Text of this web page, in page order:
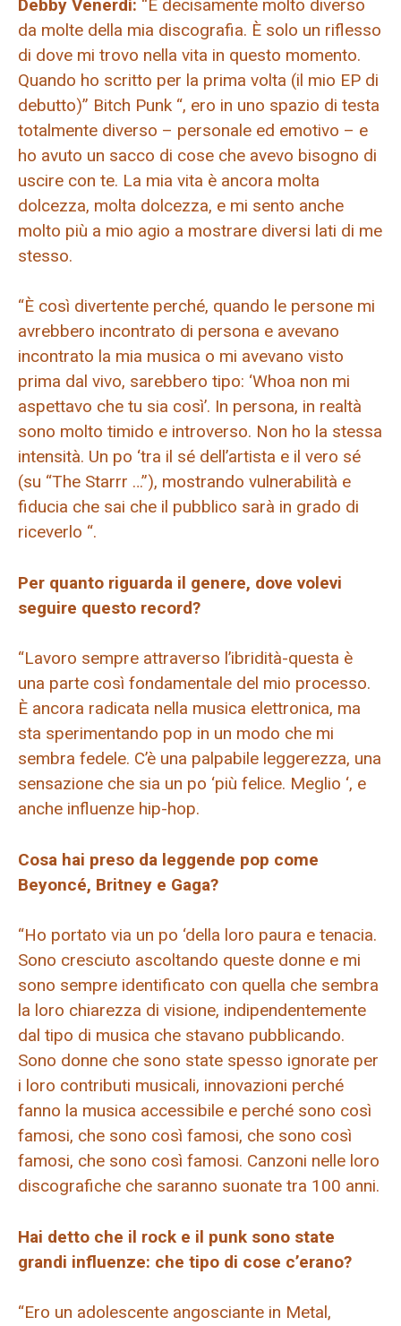
Debby Venerdì: “È decisamente molto diverso
da molte della mia discografia. È solo un riflesso
di dove mi trovo nella vita in questo momento.
Quando ho scritto per la prima volta (il mio EP di
debutto)” Bitch Punk “, ero in uno spazio di testa
totalmente diverso – personale ed emotivo – e
ho avuto un sacco di cose che avevo bisogno di
uscire con te. La mia vita è ancora molta
dolcezza, molta dolcezza, e mi sento anche
molto più a mio agio a mostrare diversi lati di me
stesso.
“È così divertente perché, quando le persone mi
avrebbero incontrato di persona e avevano
incontrato la mia musica o mi avevano visto
prima dal vivo, sarebbero tipo: ‘Whoa non mi
aspettavo che tu sia così’. In persona, in realtà
sono molto timido e introverso. Non ho la stessa
intensità. Un po ‘tra il sé dell’artista e il vero sé
(su “The Starrr …”), mostrando vulnerabilità e
fiducia che sai che il pubblico sarà in grado di
riceverlo “.
Per quanto riguarda il genere, dove volevi
seguire questo record?
“Lavoro sempre attraverso l’ibridità-questa è
una parte così fondamentale del mio processo.
È ancora radicata nella musica elettronica, ma
sta sperimentando pop in un modo che mi
sembra fedele. C’è una palpabile leggerezza, una
sensazione che sia un po ‘più felice. Meglio ‘, e
anche influenze hip-hop.
Cosa hai preso da leggende pop come
Beyoncé, Britney e Gaga?
“Ho portato via un po ‘della loro paura e tenacia.
Sono cresciuto ascoltando queste donne e mi
sono sempre identificato con quella che sembra
la loro chiarezza di visione, indipendentemente
dal tipo di musica che stavano pubblicando.
Sono donne che sono state spesso ignorate per
i loro contributi musicali, innovazioni perché
fanno la musica accessibile e perché sono così
famosi, che sono così famosi, che sono così
famosi, che sono così famosi. Canzoni nelle loro
discografiche che saranno suonate tra 100 anni.
Hai detto che il rock e il punk sono state
grandi influenze: che tipo di cose c’erano?
“Ero un adolescente angosciante in Metal,